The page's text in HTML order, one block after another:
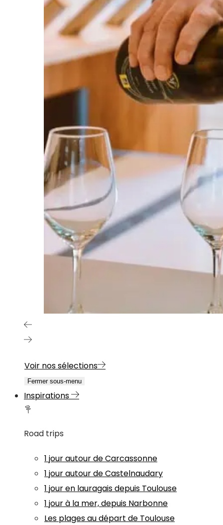
Voir nos sélections
Fermer sous-menu
Inspirations
Road trips
1 jour autour de Carcassonne
1 jour autour de Castelnaudary
1 jour en lauragais depuis Toulouse
1 jour à la mer, depuis Narbonne
Les plages au départ de Toulouse